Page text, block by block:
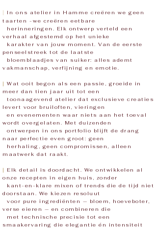
|
In ons atelier in Hamme creëren we geen
taarten -we creëren eetbare
herinneringen. Elk ontwerp verteld een
verhaal afgestemd op het unieke
karakter van jouw moment. Van de eerste
penseelstreek tot de laatste
bloemblaadjes van suiker: alles ademt
vakmanschap, verfijning en emotie.
| Wat ooit begon als een passie, groeide in
meer dan tien jaar uit tot een
toonaagevend atelier dat exclusieve creaties
levert voor bruiloften, vieringen
en evenementen waar niets aan het toeval
wordt overgelaten. Met duizenden
ontwerpen in ons portfolio blijft de drang
naar perfectie even groot: geen
herhaling, geen compromissen, alleen
maatwerk dat raakt.
|
Elk detail is doordacht. We ontwikkelen al
onze recepten in eigen huis, zonder
kant-en-klare mixen of trends die de tijd niet
doorstaan. We kiezen resoluut
voor pure ingrediënten — bloem, hoeveboter,
verse eieren — en combineren die
met technische precisie tot een
smaakervaring die elegantie én intensiteit